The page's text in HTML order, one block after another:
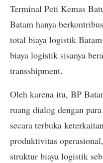
Terminal Peti Kemas
Batam hanya
total biaya logistik
biaya logistik sisanya
transshipment.
Oleh karena itu, BP
ruang dialog dengan
secara terbuka
produktivitas
struktur biaya logistik